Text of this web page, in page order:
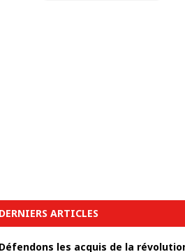
DERNIERS ARTICLES
Défendons les acquis de la